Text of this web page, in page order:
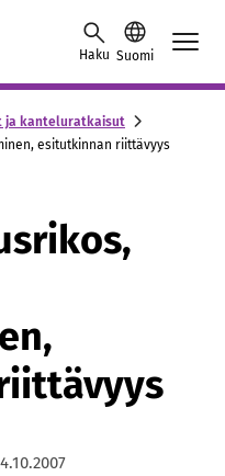
Haku Suomi
ja kanteluratkaisut
esitutkinnan riittävyys